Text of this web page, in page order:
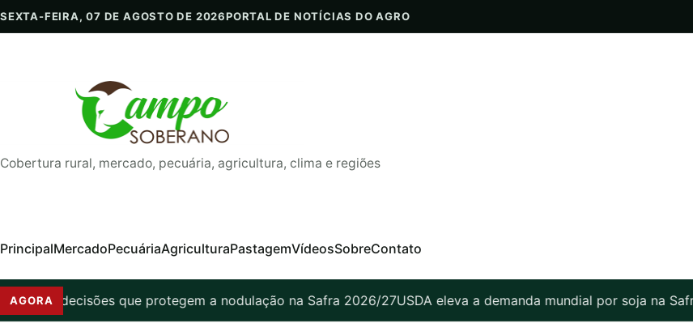
Pular para o conteúdo
SEXTA-FEIRA, 07 DE AGOSTO DE 2026PORTAL DE NOTÍCIAS DO AGRO
Cobertura rural, mercado, pecuária, agricultura, clima e regiões
PrincipalMercadoPecuáriaAgriculturaPastagemVídeosSobreContato
AGORA7 decisões que protegem a nodulação na Safra 2026/27USDA eleva a demanda mundial por soja na